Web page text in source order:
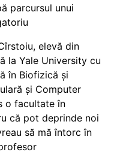
parcursul unui
elevă din
la Yale University cu
în Biofizică și
și Computer
o facultate în
că pot deprinde noi
să mă întorc în